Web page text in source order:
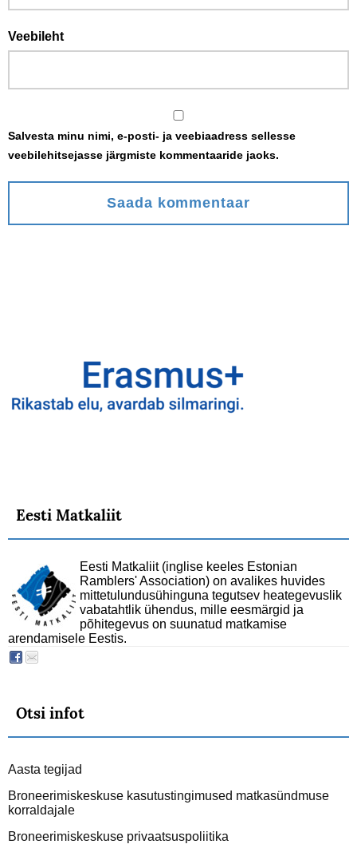
Veebileht
Salvesta minu nimi, e-posti- ja veebiaadress sellesse
veebilehitsejasse järgmiste kommentaaride jaoks.
Eesti Matkaliit
Eesti Matkaliit (inglise keeles Estonian
Ramblers' Association) on avalikes huvides
mittetulundusühinguna tegutsev heategevuslik
vabatahtlik ühendus, mille eesmärgid ja
põhitegevus on suunatud matkamise
arendamisele Eestis.
Otsi infot
Aasta tegijad
Broneerimiskeskuse kasutustingimused matkasündmuse
korraldajale
Broneerimiskeskuse privaatsuspoliitika